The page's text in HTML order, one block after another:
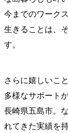
今までのワーク
生きることは、
す。
さらに嬉しいこ
多様なサポート
長崎県五島市。
れてきた実績を